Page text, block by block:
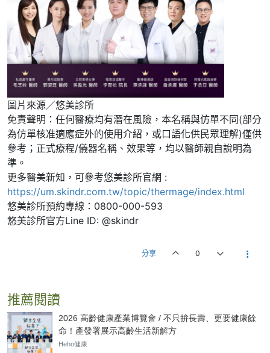
圖片來源／悠美診所
免責聲明：任何醫療均有潛在風險，本名稱與仿單不同(部分
為仿單核准適應症外的使用介紹，或口語化供民眾理解)僅供
參考；正式療程/儀器名稱、效果等，均以醫師親自說明為
準。
更多醫美新知，可參考悠美診所官網 :
https://um.skindr.com.tw/topic/thermage/index.html
悠美診所預約專線：0800-000-593
悠美診所官方Line ID: @skindr
分享 0
推薦閱讀